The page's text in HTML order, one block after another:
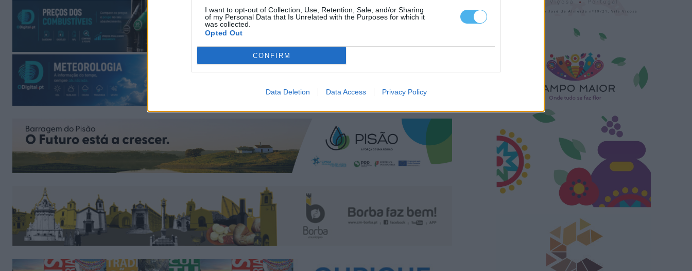
I want to opt-out of Collection, Use, Retention, Sale, and/or Sharing
of my Personal Data that Is Unrelated with the Purposes for which it
was collected.
Opted Out
CONFIRM
Data Deletion Data Access Privacy Policy